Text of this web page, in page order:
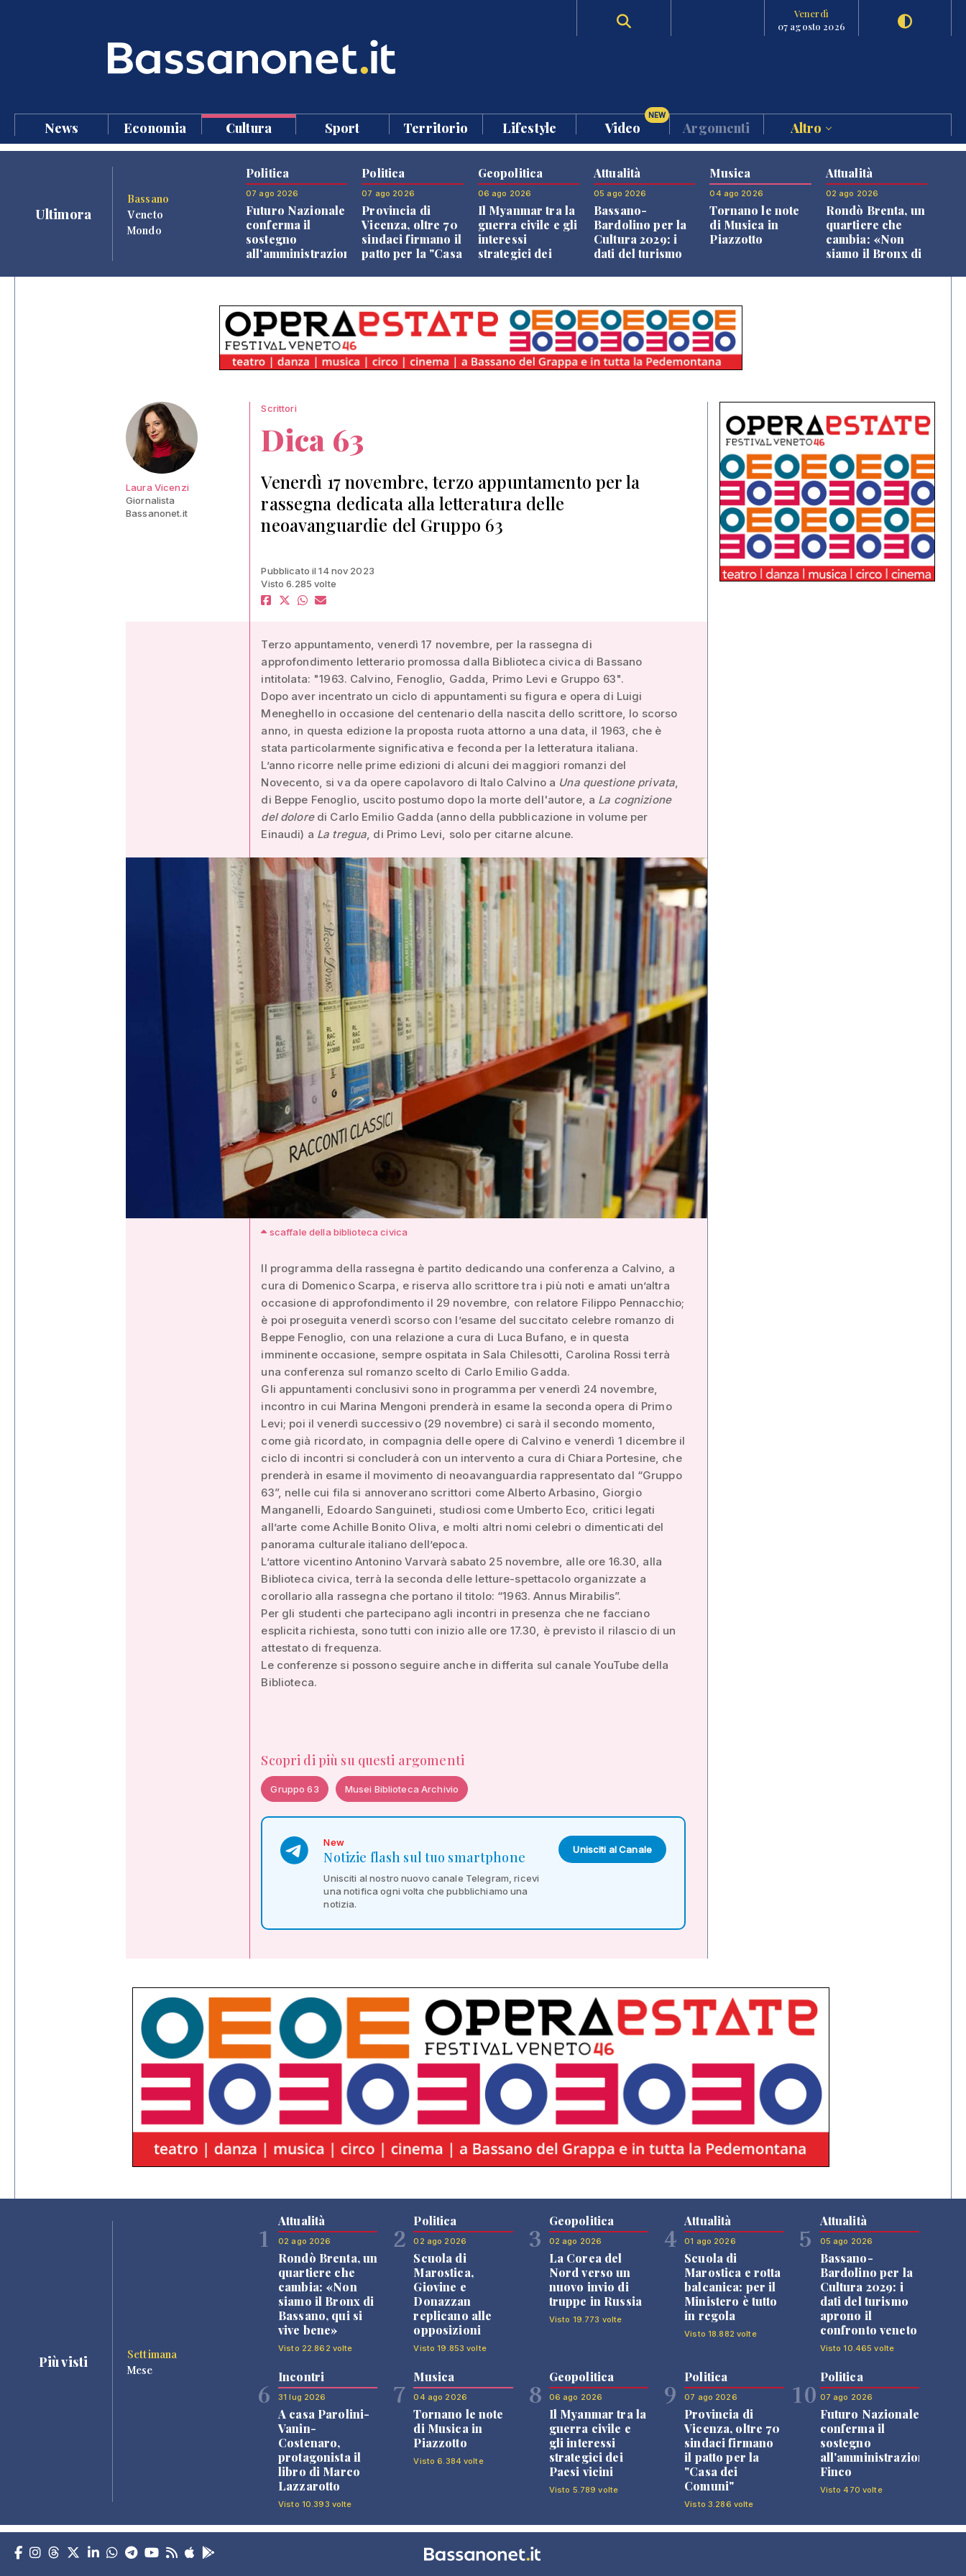
Venerdì
07 agosto 2026
News Economia Cultura Sport Territorio Lifestyle Video
NEW
Argomenti Altro
Ultimora
Bassano
Veneto
Mondo
Politica
07 ago 2026
Futuro Nazionale
conferma il
sostegno
all'amministrazione
Politica
07 ago 2026
Provincia di
Vicenza, oltre 70
sindaci firmano il
patto per la "Casa
Geopolitica
06 ago 2026
Il Myanmar tra la
guerra civile e gli
interessi
strategici dei
Attualità
05 ago 2026
Bassano-
Bardolino per la
Cultura 2029: i
dati del turismo
Musica
04 ago 2026
Tornano le note
di Musica in
Piazzotto
Attualità
02 ago 2026
Rondò Brenta, un
quartiere che
cambia: «Non
siamo il Bronx di
Laura Vicenzi
Giornalista
Bassanonet.it
Scrittori
Dica 63
Venerdì 17 novembre, terzo appuntamento per la
rassegna dedicata alla letteratura delle
neoavanguardie del Gruppo 63
Pubblicato il 14 nov 2023
Visto 6.285 volte
Terzo appuntamento, venerdì 17 novembre, per la rassegna di
approfondimento letterario promossa dalla Biblioteca civica di Bassano
intitolata: "1963. Calvino, Fenoglio, Gadda, Primo Levi e Gruppo 63".
Dopo aver incentrato un ciclo di appuntamenti su figura e opera di Luigi
Meneghello in occasione del centenario della nascita dello scrittore, lo scorso
anno, in questa edizione la proposta ruota attorno a una data, il 1963, che è
stata particolarmente significativa e feconda per la letteratura italiana.
L’anno ricorre nelle prime edizioni di alcuni dei maggiori romanzi del
Novecento, si va da opere capolavoro di Italo Calvino a Una questione privata,
di Beppe Fenoglio, uscito postumo dopo la morte dell'autore, a La cognizione
del doloredi Carlo Emilio Gadda (anno della pubblicazione in volume per
Einaudi) a La tregua, di Primo Levi, solo per citarne alcune.
scaffale della biblioteca civica
Il programma della rassegna è partito dedicando una conferenza a Calvino, a
cura di Domenico Scarpa, e riserva allo scrittore tra i più noti e amati un’altra
occasione di approfondimento il 29 novembre, con relatore Filippo Pennacchio;
è poi proseguita venerdì scorso con l’esame del succitato celebre romanzo di
Beppe Fenoglio, con una relazione a cura di Luca Bufano, e in questa
imminente occasione, sempre ospitata in Sala Chilesotti, Carolina Rossi terrà
una conferenza sul romanzo scelto di Carlo Emilio Gadda.
Gli appuntamenti conclusivi sono in programma per venerdì 24 novembre,
incontro in cui Marina Mengoni prenderà in esame la seconda opera di Primo
Levi; poi il venerdì successivo (29 novembre) ci sarà il secondo momento,
come già ricordato, in compagnia delle opere di Calvino e venerdì 1 dicembre il
ciclo di incontri si concluderà con un intervento a cura di Chiara Portesine, che
prenderà in esame il movimento di neoavanguardia rappresentato dal “Gruppo
63”, nelle cui fila si annoverano scrittori come Alberto Arbasino, Giorgio
Manganelli, Edoardo Sanguineti, studiosi come Umberto Eco, critici legati
all’arte come Achille Bonito Oliva, e molti altri nomi celebri o dimenticati del
panorama culturale italiano dell’epoca.
L’attore vicentino Antonino Varvarà sabato 25 novembre, alle ore 16.30, alla
Biblioteca civica, terrà la seconda delle letture-spettacolo organizzate a
corollario alla rassegna che portano il titolo: “1963. Annus Mirabilis”.
Per gli studenti che partecipano agli incontri in presenza che ne facciano
esplicita richiesta, sono tutti con inizio alle ore 17.30, è previsto il rilascio di un
attestato di frequenza.
Le conferenze si possono seguire anche in differita sul canale YouTube della
Biblioteca.
Scopri di più su questi argomenti
Gruppo 63 Musei Biblioteca Archivio
New
Notizie flash sul tuo smartphone
Unisciti al nostro nuovo canale Telegram, ricevi
una notifica ogni volta che pubblichiamo una
notizia.
Unisciti al Canale
Più visti
Settimana
Mese
1
Attualità
02 ago 2026
Rondò Brenta, un
quartiere che
cambia: «Non
siamo il Bronx di
Bassano, qui si
vive bene»
Visto 22.862 volte
2
Politica
02 ago 2026
Scuola di
Marostica,
Giovine e
Donazzan
replicano alle
opposizioni
Visto 19.853 volte
3
Geopolitica
02 ago 2026
La Corea del
Nord verso un
nuovo invio di
truppe in Russia
Visto 19.773 volte
4
Attualità
01 ago 2026
Scuola di
Marostica e rotta
balcanica: per il
Ministero è tutto
in regola
Visto 18.882 volte
5
Attualità
05 ago 2026
Bassano-
Bardolino per la
Cultura 2029: i
dati del turismo
aprono il
confronto veneto
Visto 10.465 volte
6
Incontri
31 lug 2026
A casa Parolini-
Vanin-
Costenaro,
protagonista il
libro di Marco
Lazzarotto
Visto 10.393 volte
7
Musica
04 ago 2026
Tornano le note
di Musica in
Piazzotto
Visto 6.384 volte
8
Geopolitica
06 ago 2026
Il Myanmar tra la
guerra civile e
gli interessi
strategici dei
Paesi vicini
Visto 5.789 volte
9
Politica
07 ago 2026
Provincia di
Vicenza, oltre 70
sindaci firmano
il patto per la
"Casa dei
Comuni"
Visto 3.286 volte
10
Politica
07 ago 2026
Futuro Nazionale
conferma il
sostegno
all'amministrazione
Finco
Visto 470 volte